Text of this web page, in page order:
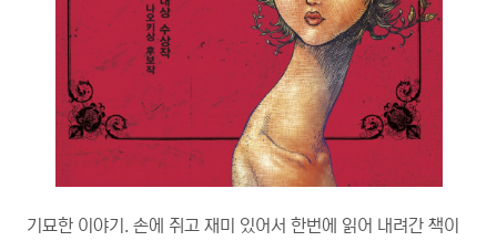
기묘한 이야기. 손에 쥐고 재미 있어서 한번에 읽어 내려간 책이